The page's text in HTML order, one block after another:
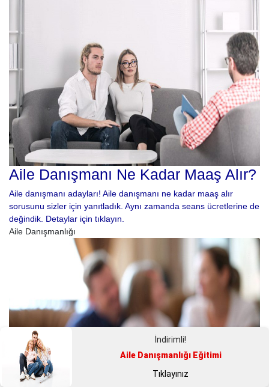
Aile Danışmanı Ne Kadar Maaş Alır?
Aile danışmanı adayları! Aile danışmanı ne kadar maaş alır
sorusunu sizler için yanıtladık. Aynı zamanda seans ücretlerine de
değindik. Detaylar için tıklayın.
Aile Danışmanlığı
İndirimli!
Aile Danışmanlığı Eğitimi
Tıklayınız